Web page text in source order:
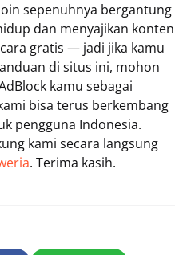
sepenuhnya bergantung
dan menyajikan konten
gratis — jadi jika kamu
di situs ini, mohon
kamu sebagai
bisa terus berkembang
pengguna Indonesia.
kami secara langsung
. Terima kasih.